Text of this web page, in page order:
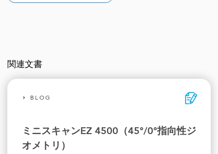
関連文書
BLOG
ミニスキャンEZ 4500（45°/0°指向性ジ
オメトリ）